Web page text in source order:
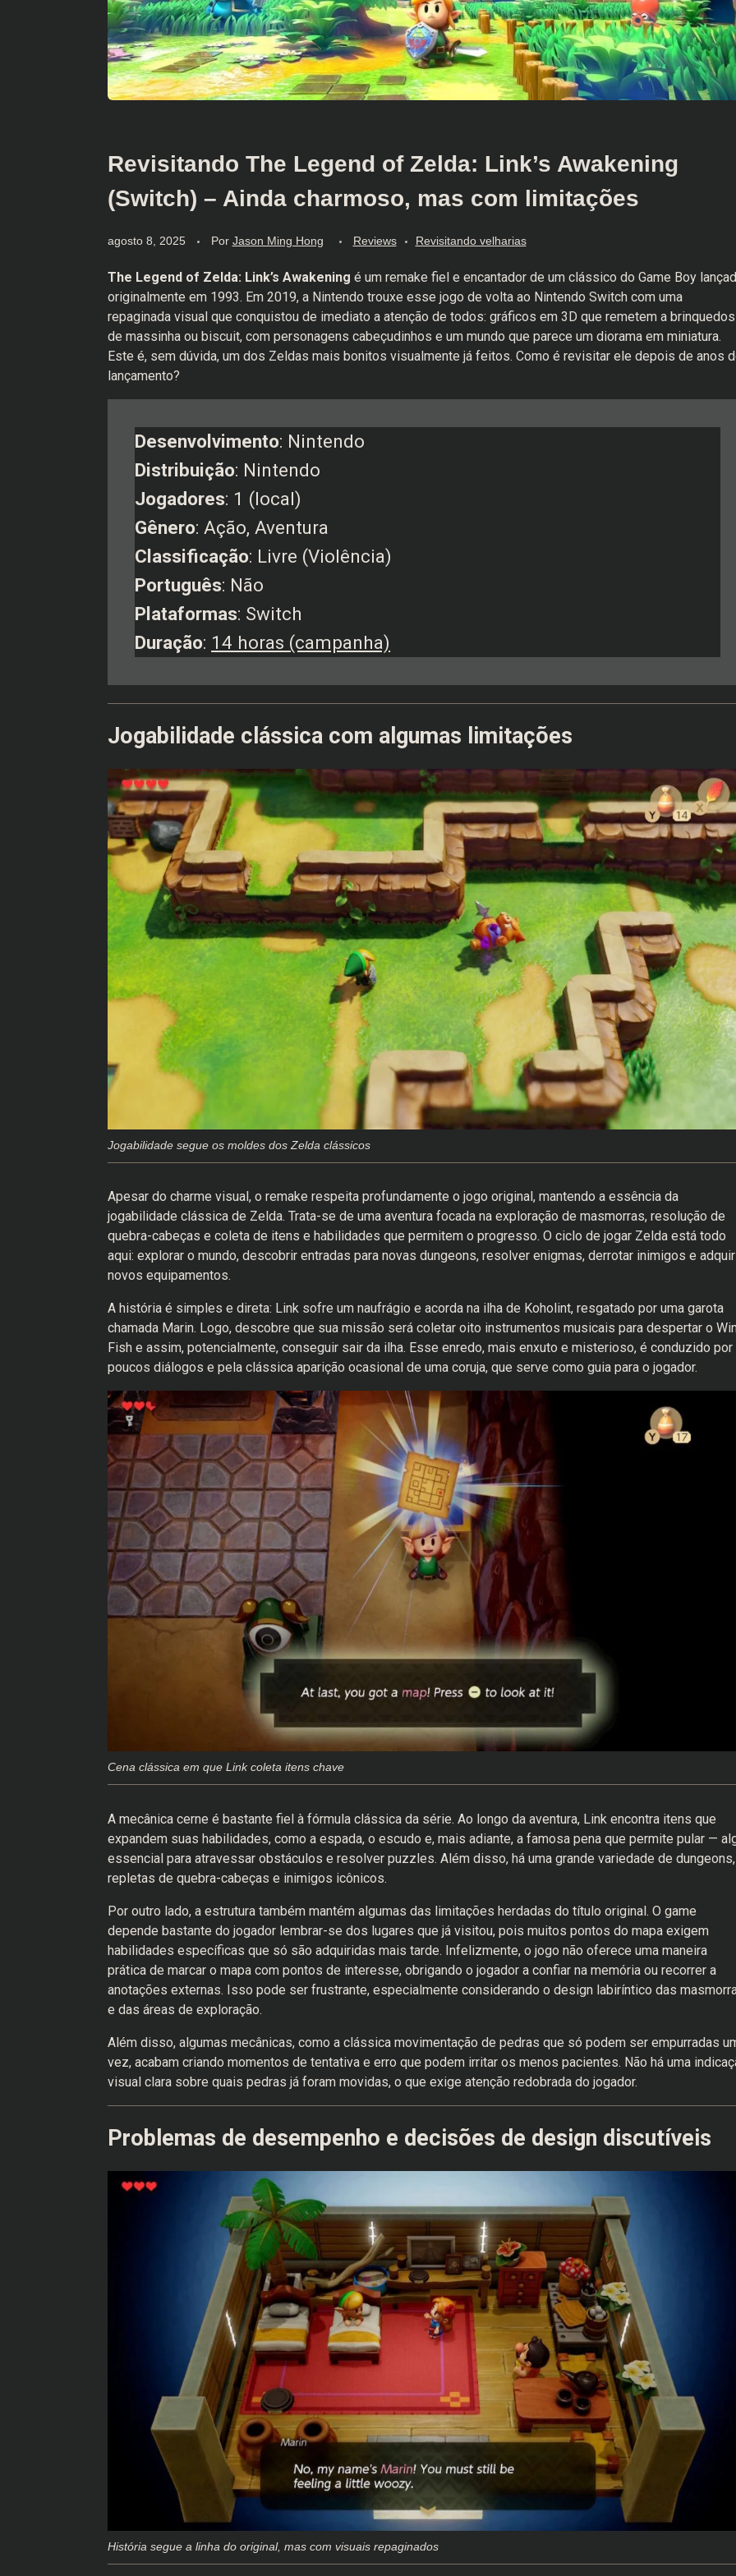
Revisitando The Legend of Zelda: Link’s Awakening
(Switch) – Ainda charmoso, mas com limitações
agosto 8, 2025 Por Jason Ming Hong Reviews Revisitando velharias
The Legend of Zelda: Link’s Awakening é um remake fiel e encantador de um clássico do Game Boy
originalmente em 1993. Em 2019, a Nintendo trouxe esse jogo de volta ao Nintendo Switch com uma
repaginada visual que conquistou de imediato a atenção de todos: gráficos em 3D que remetem a brinquedos
de massinha ou biscuit, com personagens cabeçudinhos e um mundo que parece um diorama em miniatura.
Este é, sem dúvida, um dos Zeldas mais bonitos visualmente já feitos. Como é revisitar ele depois de anos
lançamento?
Desenvolvimento: Nintendo
Distribuição: Nintendo
Jogadores: 1 (local)
Gênero: Ação, Aventura
Classificação: Livre (Violência)
Português: Não
Plataformas: Switch
Duração: 14 horas (campanha)
Jogabilidade clássica com algumas limitações
Jogabilidade segue os moldes dos Zelda clássicos
Apesar do charme visual, o remake respeita profundamente o jogo original, mantendo a essência da
jogabilidade clássica de Zelda. Trata-se de uma aventura focada na exploração de masmorras, resolução de
quebra-cabeças e coleta de itens e habilidades que permitem o progresso. O ciclo de jogar Zelda está todo
aqui: explorar o mundo, descobrir entradas para novas dungeons, resolver enigmas, derrotar inimigos e
novos equipamentos.
A história é simples e direta: Link sofre um naufrágio e acorda na ilha de Koholint, resgatado por uma garota
chamada Marin. Logo, descobre que sua missão será coletar oito instrumentos musicais para despertar o
Fish e assim, potencialmente, conseguir sair da ilha. Esse enredo, mais enxuto e misterioso, é conduzido por
poucos diálogos e pela clássica aparição ocasional de uma coruja, que serve como guia para o jogador.
Cena clássica em que Link coleta itens chave
A mecânica cerne é bastante fiel à fórmula clássica da série. Ao longo da aventura, Link encontra itens que
expandem suas habilidades, como a espada, o escudo e, mais adiante, a famosa pena que permite pular —
essencial para atravessar obstáculos e resolver puzzles. Além disso, há uma grande variedade de dungeons,
repletas de quebra-cabeças e inimigos icônicos.
Por outro lado, a estrutura também mantém algumas das limitações herdadas do título original. O game
depende bastante do jogador lembrar-se dos lugares que já visitou, pois muitos pontos do mapa exigem
habilidades específicas que só são adquiridas mais tarde. Infelizmente, o jogo não oferece uma maneira
prática de marcar o mapa com pontos de interesse, obrigando o jogador a confiar na memória ou recorrer a
anotações externas. Isso pode ser frustrante, especialmente considerando o design labiríntico das
e das áreas de exploração.
Além disso, algumas mecânicas, como a clássica movimentação de pedras que só podem ser empurradas
vez, acabam criando momentos de tentativa e erro que podem irritar os menos pacientes. Não há uma
visual clara sobre quais pedras já foram movidas, o que exige atenção redobrada do jogador.
Problemas de desempenho e decisões de design discutíveis
História segue a linha do original, mas com visuais repaginados